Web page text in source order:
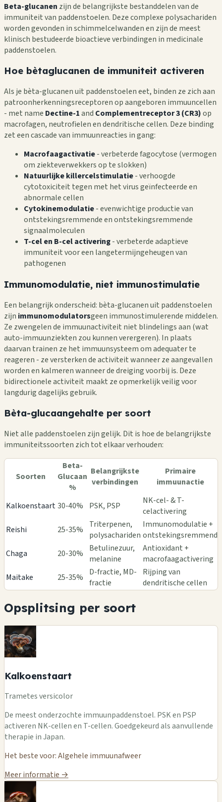
Beta-glucanen zijn de belangrijkste bestanddelen van de
immuniteit van paddenstoelen. Deze complexe polysachariden
worden gevonden in schimmelcelwanden en zijn de meest
klinisch bestudeerde bioactieve verbindingen in medicinale
paddenstoelen.
Hoe bètaglucanen de immuniteit activeren
Als je bèta-glucanen uit paddenstoelen eet, binden ze zich aan
patroonherkenningsreceptoren op aangeboren immuuncellen
- met name Dectine-1and Complementreceptor 3 (CR3)op
macrofagen, neutrofielen en dendritische cellen. Deze binding
zet een cascade van immuunreacties in gang:
Macrofaagactivatie- verbeterde fagocytose (vermogen
om ziekteverwekkers op te slokken)
Natuurlijke killercelstimulatie- verhoogde
cytotoxiciteit tegen met het virus geïnfecteerde en
abnormale cellen
Cytokinemodulatie- evenwichtige productie van
ontstekingsremmende en ontstekingsremmende
signaalmoleculen
T-cel en B-cel activering- verbeterde adaptieve
immuniteit voor een langetermijngeheugen van
pathogenen
Immunomodulatie, niet immunostimulatie
Een belangrijk onderscheid: bèta-glucanen uit paddenstoelen
zijn immunomodulatorsgeen immunostimulerende middelen.
Ze zwengelen de immuunactiviteit niet blindelings aan (wat
auto-immuunziekten zou kunnen verergeren). In plaats
daarvan trainen ze het immuunsysteem om adequater te
reageren - ze versterken de activiteit wanneer ze aangevallen
worden en kalmeren wanneer de dreiging voorbij is. Deze
bidirectionele activiteit maakt ze opmerkelijk veilig voor
langdurig dagelijks gebruik.
Bèta-glucaangehalte per soort
Niet alle paddenstoelen zijn gelijk. Dit is hoe de belangrijkste
immuniteitssoorten zich tot elkaar verhouden:
Soorten
Beta-
Glucaan
%
Belangrijkste
verbindingen
Primaire
immuunactie
Kalkoenstaart30-40% PSK, PSP
NK-cel- & T-
celactivering
Reishi
25-35%
Triterpenen,
polysachariden
Immunomodulatie +
ontstekingsremmend
Chaga
20-30%
Betulinezuur,
melanine
Antioxidant +
macrofaagactivering
Maitake
25-35%
D-fractie, MD-
fractie
Rijping van
dendritische cellen
Opsplitsing per soort
Kalkoenstaart
Trametes versicolor
De meest onderzochte immuunpaddenstoel. PSK en PSP
activeren NK-cellen en T-cellen. Goedgekeurd als aanvullende
therapie in Japan.
Het beste voor: Algehele immuunafweer
Meer informatie →